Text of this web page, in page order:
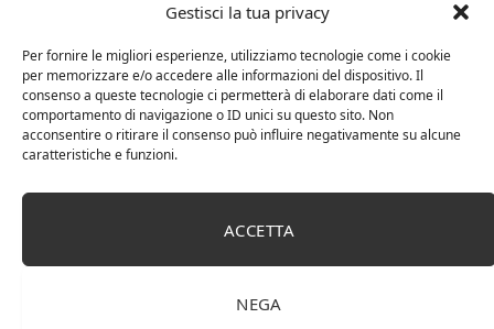
Gestisci la tua privacy
Per fornire le migliori esperienze, utilizziamo tecnologie come i cookie
per memorizzare e/o accedere alle informazioni del dispositivo. Il
consenso a queste tecnologie ci permetterà di elaborare dati come il
comportamento di navigazione o ID unici su questo sito. Non
acconsentire o ritirare il consenso può influire negativamente su alcune
caratteristiche e funzioni.
ACCETTA
NEGA
SHOP